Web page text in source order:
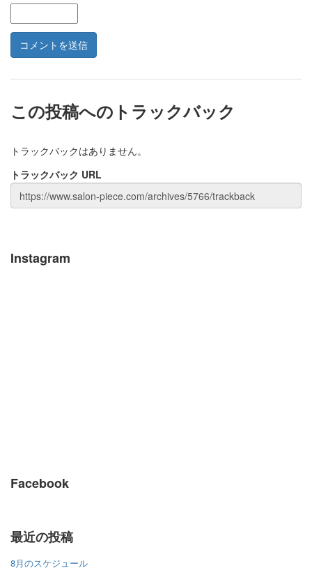
この投稿へのトラックバック
トラックバックはありません。
トラックバック URL
Instagram
Facebook
最近の投稿
8月のスケジュール